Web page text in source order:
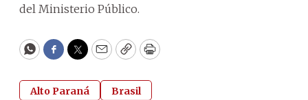
del Ministerio Público.
WhatsApp
Facebook
Twitter
EmailCopyPrint
Alto Paraná Brasil